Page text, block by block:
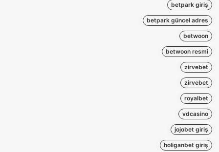
betpark giriş
betpark güncel adres
betwoon
betwoon resmi
zirvebet
zirvebet
royalbet
vdcasino
jojobet giriş
holiganbet giriş